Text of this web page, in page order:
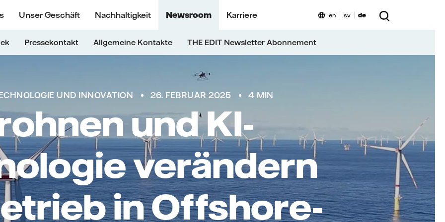
Unser Geschäft Nachhaltigkeit Newsroom Karriere
Pressekontakt Allgemeine Kontakte THE EDIT Newsletter Abonnement
en sv de
UND INNOVATION 26. FEBRUAR 2025 4 MIN
und KI-
verändern
in Offshore-